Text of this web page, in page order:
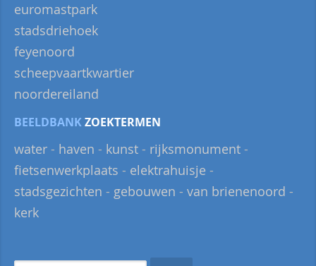
euromastpark
stadsdriehoek
feyenoord
scheepvaartkwartier
noordereiland
BEELDBANK ZOEKTERMEN
water - haven - kunst - rijksmonument -
fietsenwerkplaats - elektrahuisje -
stadsgezichten - gebouwen - van brienenoord -
kerk